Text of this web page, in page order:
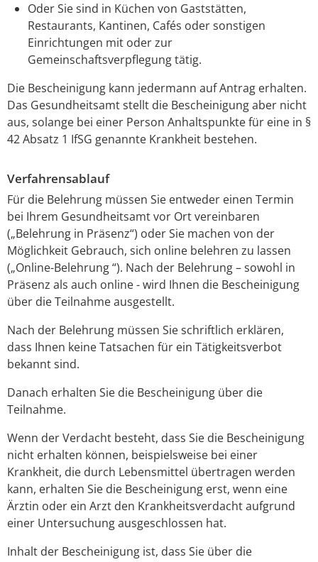
Oder Sie sind in Küchen von Gaststätten,
Restaurants, Kantinen, Cafés oder sonstigen
Einrichtungen mit oder zur
Gemeinschaftsverpflegung tätig.
Die Bescheinigung kann jedermann auf Antrag erhalten.
Das Gesundheitsamt stellt die Bescheinigung aber nicht
aus, solange bei einer Person Anhaltspunkte für eine in §
42 Absatz 1 IfSG genannte Krankheit bestehen.
Verfahrensablauf
Für die Belehrung müssen Sie entweder einen Termin
bei Ihrem Gesundheitsamt vor Ort vereinbaren
(„Belehrung in Präsenz“) oder Sie machen von der
Möglichkeit Gebrauch, sich online belehren zu lassen
(„Online-Belehrung “). Nach der Belehrung – sowohl in
Präsenz als auch online - wird Ihnen die Bescheinigung
über die Teilnahme ausgestellt.
Nach der Belehrung müssen Sie schriftlich erklären,
dass Ihnen keine Tatsachen für ein Tätigkeitsverbot
bekannt sind.
Danach erhalten Sie die Bescheinigung über die
Teilnahme.
Wenn der Verdacht besteht, dass Sie die Bescheinigung
nicht erhalten können, beispielsweise bei einer
Krankheit, die durch Lebensmittel übertragen werden
kann, erhalten Sie die Bescheinigung erst, wenn eine
Ärztin oder ein Arzt den Krankheitsverdacht aufgrund
einer Untersuchung ausgeschlossen hat.
Inhalt der Bescheinigung ist, dass Sie über die